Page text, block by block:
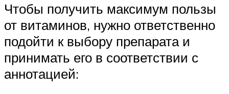
Чтобы получить максимум пользы
от витаминов, нужно ответственно
подойти к выбору препарата и
принимать его в соответствии с
аннотацией: